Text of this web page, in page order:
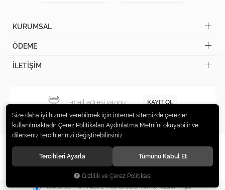
KURUMSAL
ÖDEME
İLETİŞİM
KAYIT OL
© 2019 Uzay Exclusive Tüm hakları saklıdır.
Hipotenüs Yeni Nesil E-Ticaret Sistemleri ile Hazırlanmıştır.
Size daha iyi hizmet verebilmek için internet sitemizde çerezler
kullanılmaktadır. Çerez Politikaları Aydınlatma Metni’ni okuyabilir ve
dilerseniz tercihlerinizi değiştirebilirsiniz.
Tercihleri Ayarla Tümünü Kabul Et
Gizlilik ve Çerez Politikası